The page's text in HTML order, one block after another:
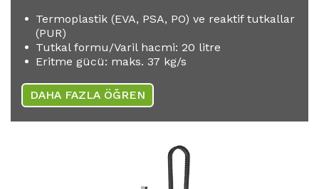
Termoplastik (EVA, PSA, PO) ve reaktif tutkallar
(PUR)
Tutkal formu/Varil hacmi: 20 litre
Eritme gücü: maks. 37 kg/s
DAHA FAZLA ÖĞREN